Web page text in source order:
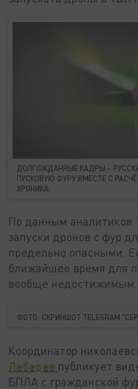
ДОЛГОЖДАННЫЕ КАДРЫ –
ПУСКОВУЮ ФУРУ ВМЕСТЕ С
ХРОНИКА
По данным аналитиков
запуски дронов с фур
предельно опасными.
ближайшее время для
вообще недостижимым.
ФОТО: СКРИНШОТ TELEGRAM
Координатор
Лебедев публикует
БПЛА с гражданской